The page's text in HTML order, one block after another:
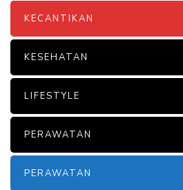
KECANTIKAN
KESEHATAN
LIFESTYLE
PERAWATAN
PERAWATAN